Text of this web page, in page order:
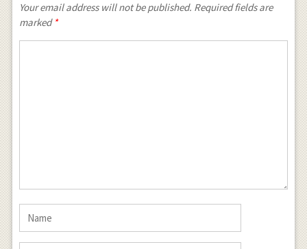
Your email address will not be published. Required fields are
marked *